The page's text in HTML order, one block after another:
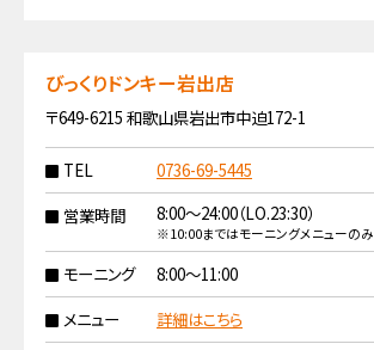
びっくりドンキー岩出店
〒649-6215 和歌山県岩出市中迫172-1
TEL
0736-69-5445
営業時間
8:00〜24:00（LO.23:30）
※10:00まではモーニングメニューのみ
モーニング
8:00〜11:00
メニュー
詳細はこちら